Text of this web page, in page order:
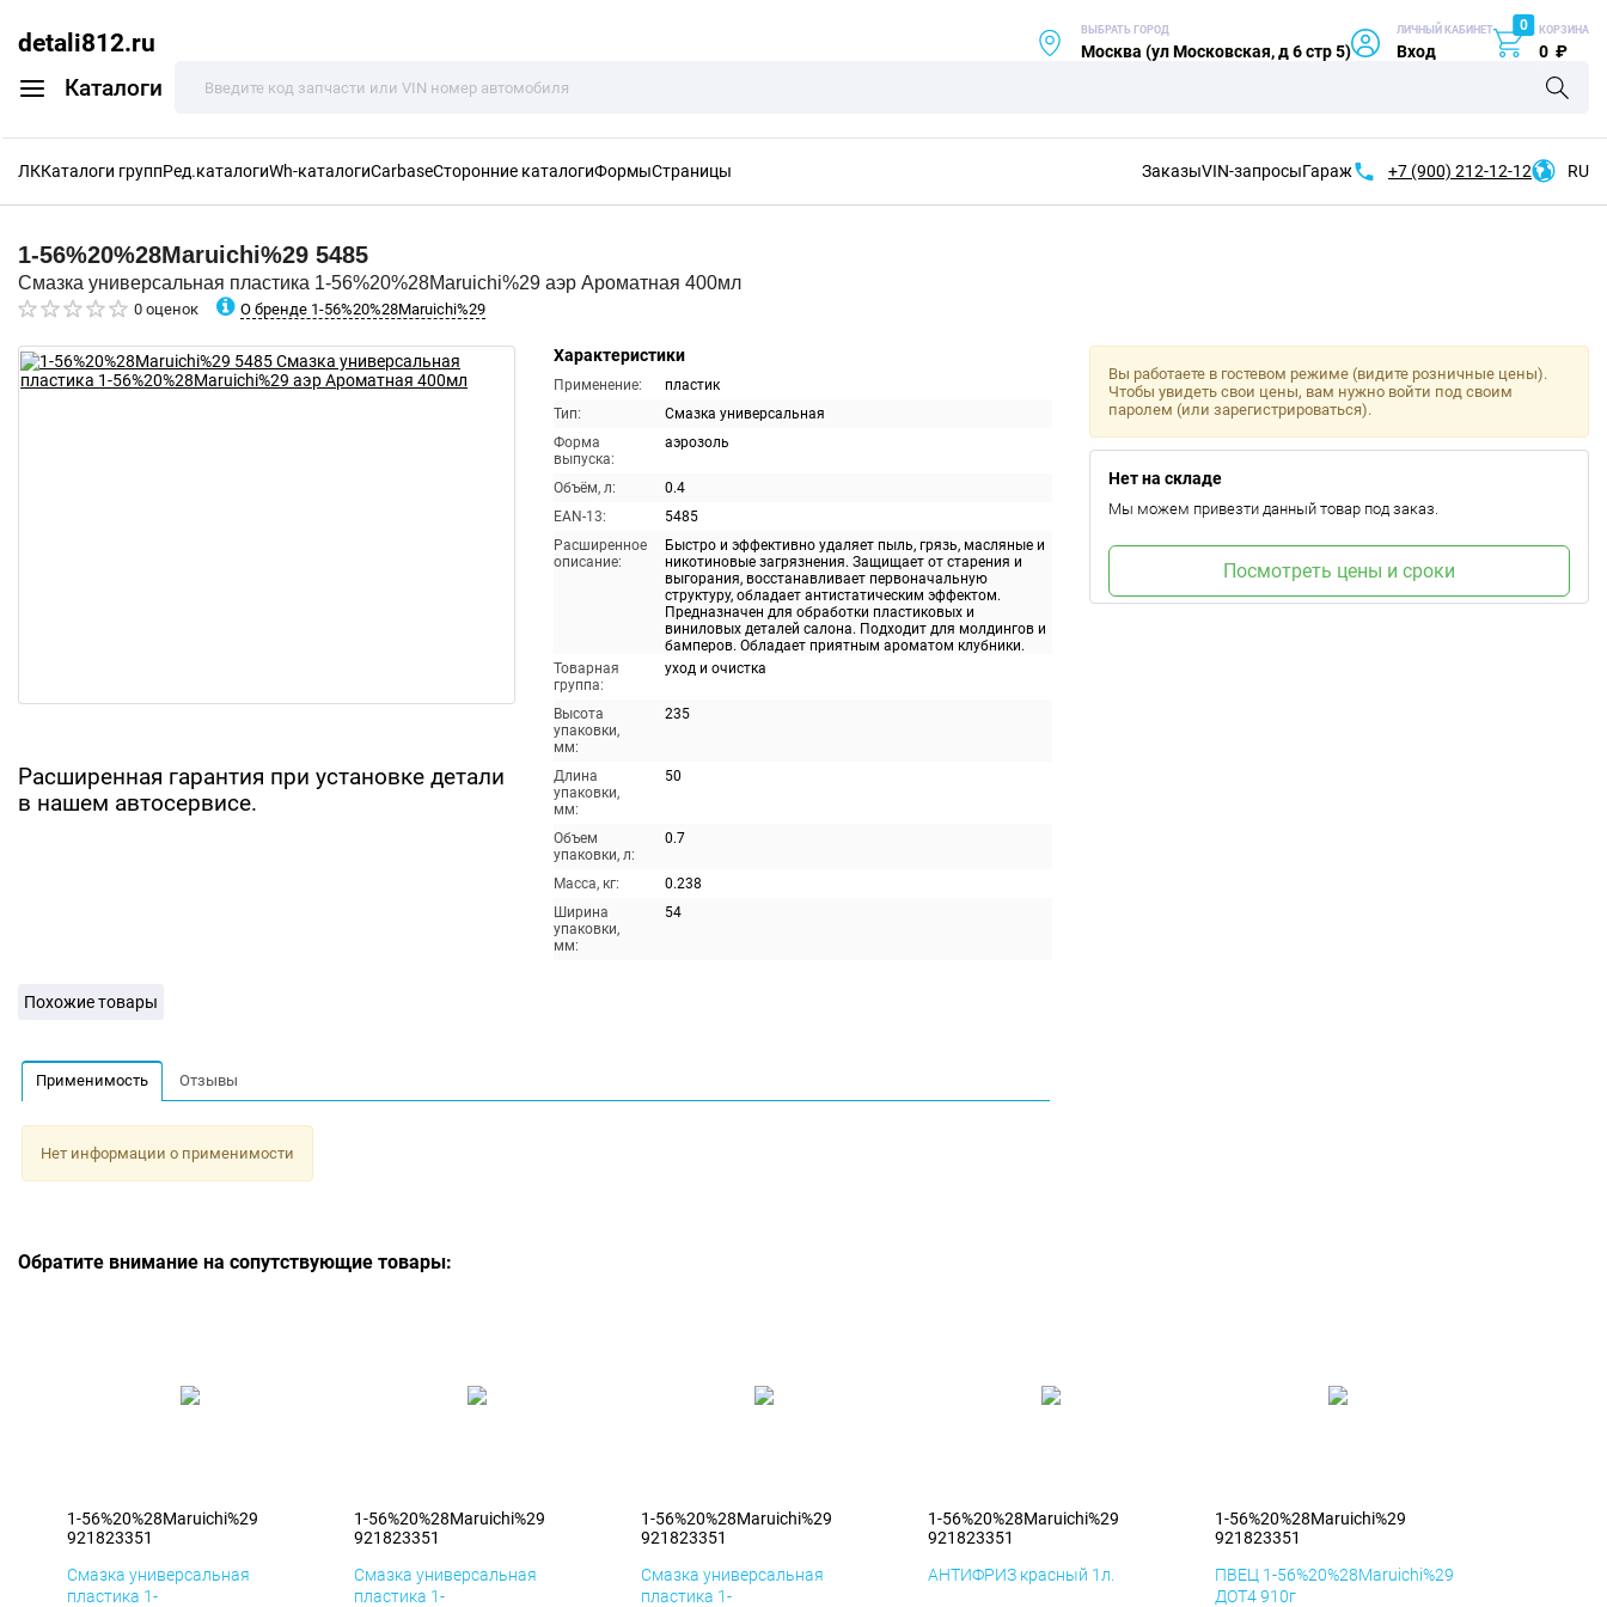
detali812.ru
Каталоги
ВЫБРАТЬ ГОРОД
Москва (ул Московская, д 6 стр 5)
ЛИЧНЫЙ КАБИНЕТ
Вход
0 КОРЗИНА
0 ₽
ЛККаталоги группРед.каталогиWh-каталогиCarbaseСторонние каталогиФормыСтраницы ЗаказыVIN-запросыГараж +7 (900) 212-12-12 RU
1-56%20%28Maruichi%29 5485
Смазка универсальная пластика 1-56%20%28Maruichi%29 аэр Ароматная 400мл
0 оценок О бренде 1-56%20%28Maruichi%29
Расширенная гарантия при установке детали
в нашем автосервисе.
Характеристики
Применение:
пластик
Тип:
Смазка универсальная
Форма
выпуска:
аэрозоль
Объём, л:
0.4
EAN-13:
5485
Расширенное
описание:
Быстро и эффективно удаляет пыль, грязь, масляные и
никотиновые загрязнения. Защищает от старения и
выгорания, восстанавливает первоначальную
структуру, обладает антистатическим эффектом.
Предназначен для обработки пластиковых и
виниловых деталей салона. Подходит для молдингов и
бамперов. Обладает приятным ароматом клубники.
Товарная
группа:
уход и очистка
Высота
упаковки,
мм:
235
Длина
упаковки,
мм:
50
Объем
упаковки, л:
0.7
Масса, кг:
0.238
Ширина
упаковки,
мм:
54
Вы работаете в гостевом режиме (видите розничные цены).
Чтобы увидеть свои цены, вам нужно войти под своим
паролем (или зарегистрироваться).
Нет на складе
Мы можем привезти данный товар под заказ.
Посмотреть цены и сроки
Похожие товары
Применимость Отзывы
Нет информации о применимости
Обратите внимание на сопутствующие товары:
1-56%20%28Maruichi%29
921823351
Смазка универсальная
пластика 1-
1-56%20%28Maruichi%29
921823351
Смазка универсальная
пластика 1-
1-56%20%28Maruichi%29
921823351
Смазка универсальная
пластика 1-
1-56%20%28Maruichi%29
921823351
АНТИФРИЗ красный 1л.
1-56%20%28Maruichi%29
921823351
ПВЕЦ 1-56%20%28Maruichi%29
ДОТ4 910г